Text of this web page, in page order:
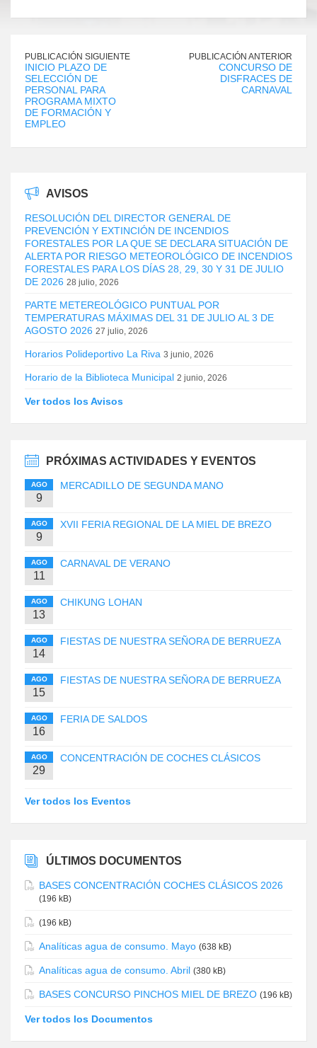
PUBLICACIÓN SIGUIENTE
INICIO PLAZO DE
SELECCIÓN DE
PERSONAL PARA
PROGRAMA MIXTO
DE FORMACIÓN Y
EMPLEO
PUBLICACIÓN ANTERIOR
CONCURSO DE
DISFRACES DE
CARNAVAL
AVISOS
RESOLUCIÓN DEL DIRECTOR GENERAL DE
PREVENCIÓN Y EXTINCIÓN DE INCENDIOS
FORESTALES POR LA QUE SE DECLARA SITUACIÓN DE
ALERTA POR RIESGO METEOROLÓGICO DE INCENDIOS
FORESTALES PARA LOS DÍAS 28, 29, 30 Y 31 DE JULIO
DE 2026 28 julio, 2026
PARTE METEREOLÓGICO PUNTUAL POR
TEMPERATURAS MÁXIMAS DEL 31 DE JULIO AL 3 DE
AGOSTO 2026 27 julio, 2026
Horarios Polideportivo La Riva 3 junio, 2026
Horario de la Biblioteca Municipal 2 junio, 2026
Ver todos los Avisos
PRÓXIMAS ACTIVIDADES Y EVENTOS
AGO
9
MERCADILLO DE SEGUNDA MANO
AGO
9
XVII FERIA REGIONAL DE LA MIEL DE BREZO
AGO
11
CARNAVAL DE VERANO
AGO
13
CHIKUNG LOHAN
AGO
14
FIESTAS DE NUESTRA SEÑORA DE BERRUEZA
AGO
15
FIESTAS DE NUESTRA SEÑORA DE BERRUEZA
AGO
16
FERIA DE SALDOS
AGO
29
CONCENTRACIÓN DE COCHES CLÁSICOS
Ver todos los Eventos
ÚLTIMOS DOCUMENTOS
BASES CONCENTRACIÓN COCHES CLÁSICOS 2026
(196 kB)
(196 kB)
Analíticas agua de consumo. Mayo (638 kB)
Analíticas agua de consumo. Abril (380 kB)
BASES CONCURSO PINCHOS MIEL DE BREZO (196 kB)
Ver todos los Documentos